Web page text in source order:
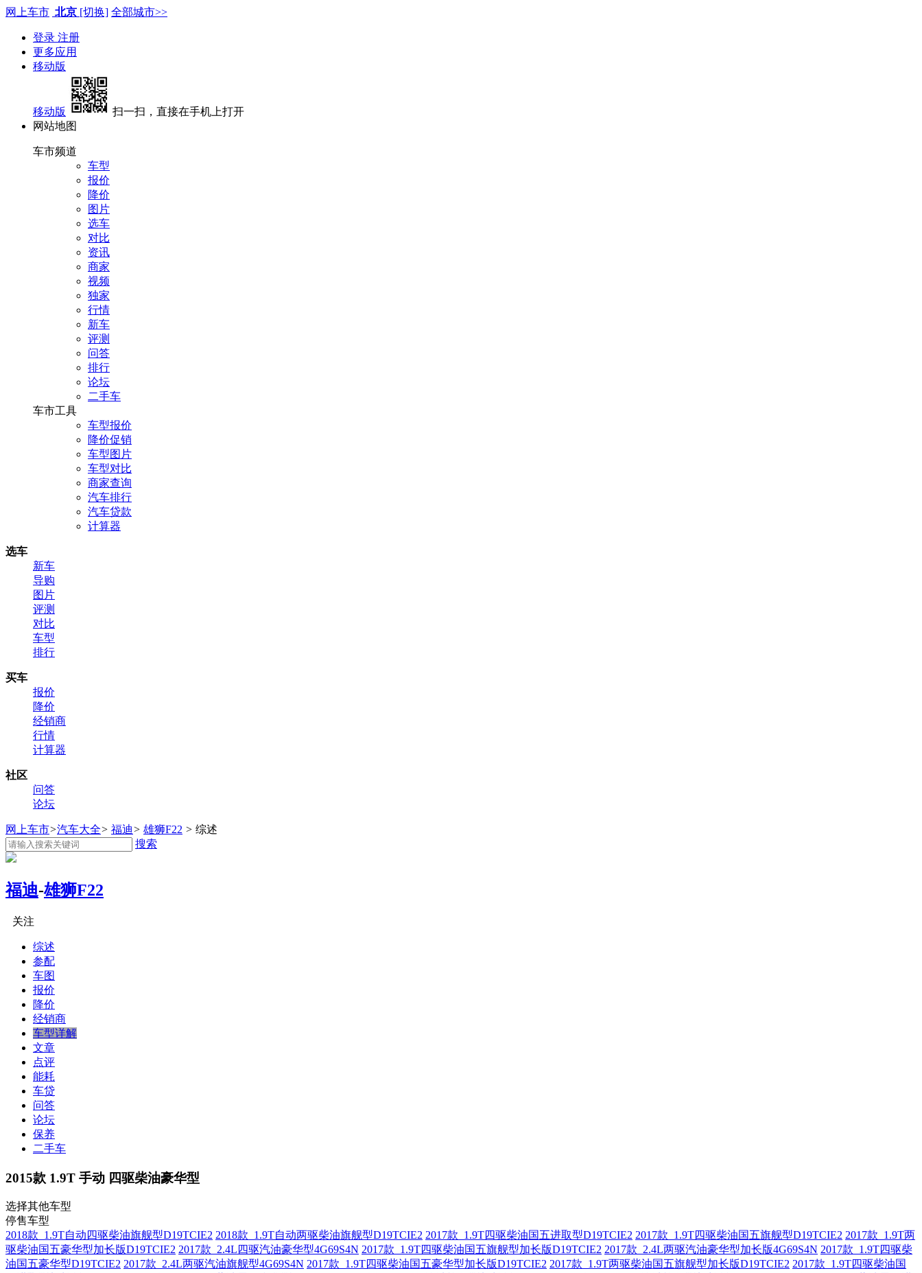
网上车市 北京 [切换] 全部城市>>
登录 注册
更多应用
移动版
移动版
扫一扫，直接在手机上打开
网站地图
车市频道
车型
报价
降价
图片
选车
对比
资讯
商家
视频
独家
行情
新车
评测
问答
排行
论坛
二手车
车市工具
车型报价
降价促销
车型图片
车型对比
商家查询
汽车排行
汽车贷款
计算器
选车
新车
导购
图片
评测
对比
车型
排行
买车
报价
降价
经销商
行情
计算器
社区
问答
论坛
网上车市>汽车大全> 福迪> 雄狮F22 > 综述
搜索
福迪-雄狮F22
关注
综述
参配
车图
报价
降价
经销商
车型详解
文章
点评
能耗
车贷
问答
论坛
保养
二手车
2015款 1.9T 手动 四驱柴油豪华型
选择其他车型
停售车型
2018款 1.9T自动四驱柴油旗舰型D19TCIE2 2018款 1.9T自动两驱柴油旗舰型D19TCIE2 2017款 1.9T四驱柴油国五进取型D19TCIE2 2017款 1.9T四驱柴油国五旗舰型D19TCIE2 2017款 1.9T两
驱柴油国五豪华型加长版D19TCIE2 2017款 2.4L四驱汽油豪华型4G69S4N 2017款 1.9T四驱柴油国五旗舰型加长版D19TCIE2 2017款 2.4L两驱汽油豪华型加长版4G69S4N 2017款 1.9T四驱柴
油国五豪华型D19TCIE2 2017款 2.4L两驱汽油旗舰型4G69S4N 2017款 1.9T四驱柴油国五豪华型加长版D19TCIE2 2017款 1.9T两驱柴油国五旗舰型加长版D19TCIE2 2017款 1.9T四驱柴油国